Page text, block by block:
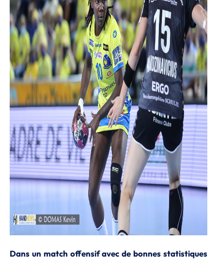
Dans un match offensif avec de bonnes statistiques